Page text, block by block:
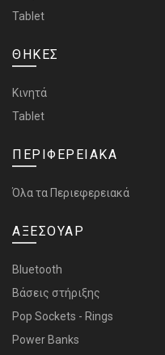
Tablet
ΘΗΚΕΣ
Κινητά
Tablet
ΠΕΡΙΦΕΡΕΙΑΚΑ
Όλα τα Περιεφερειακά
ΑΞΕΣΟΥΑΡ
Bluetooth
Bάσεις στήριξης
Pop Sockets - Rings
Power Banks